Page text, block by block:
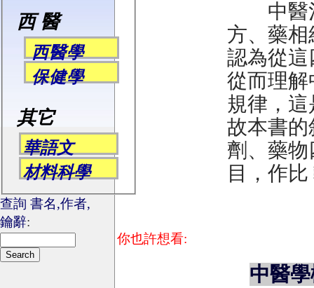
西 醫
西醫學
保健學
其它
華語文
材料科學
查詢 書名,作者,
鑰辭:
中醫治
方、藥
認為從
從而理
規律，
故本書
劑、藥
目，作
你也許想看:
中醫